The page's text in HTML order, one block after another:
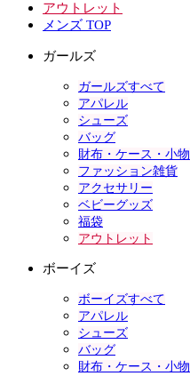
アウトレット
メンズ TOP
ガールズ
ガールズすべて
アパレル
シューズ
バッグ
財布・ケース・小物
ファッション雑貨
アクセサリー
ベビーグッズ
福袋
アウトレット
ボーイズ
ボーイズすべて
アパレル
シューズ
バッグ
財布・ケース・小物